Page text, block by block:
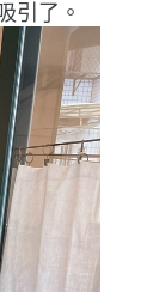
引了。